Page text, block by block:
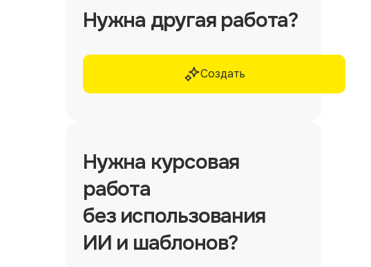
Нужна другая работа?
Создать
Нужна курсовая
работа
без использования
ИИ и шаблонов?